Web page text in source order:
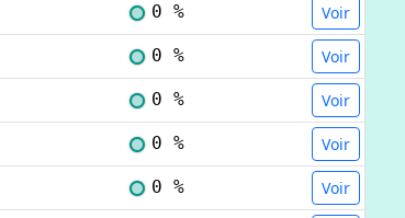
0 % Voir
0 % Voir
0 % Voir
0 % Voir
0 % Voir